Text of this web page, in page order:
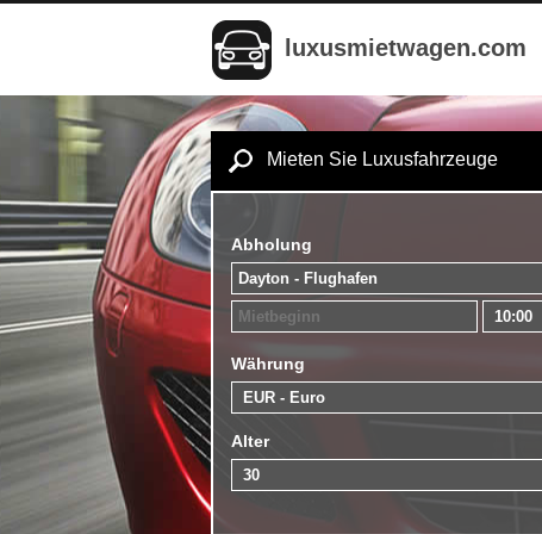
luxusmietwagen.com
Mieten Sie Luxusfahrzeuge
Abholung
Währung
Alter